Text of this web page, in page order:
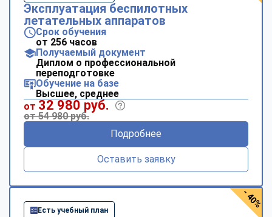
Эксплуатация беспилотных
летательных аппаратов
Срок обучения
от 256 часов
Получаемый документ
Диплом о профессиональной
переподготовке
Обучение на базе
Высшее, среднее
от 32 980 руб.
от 54 980 руб.
Подробнее
Оставить заявку
Есть учебный план
- 40%